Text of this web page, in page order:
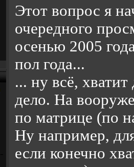
Этот вопрос я
очередного
осенью 2005
пол года...
... ну всё,
дело. На
по матрице (по
Ну например,
если конечно